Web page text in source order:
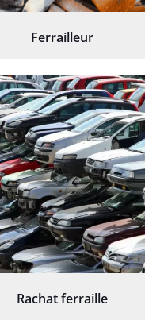
Ferrailleur
Rachat ferraille